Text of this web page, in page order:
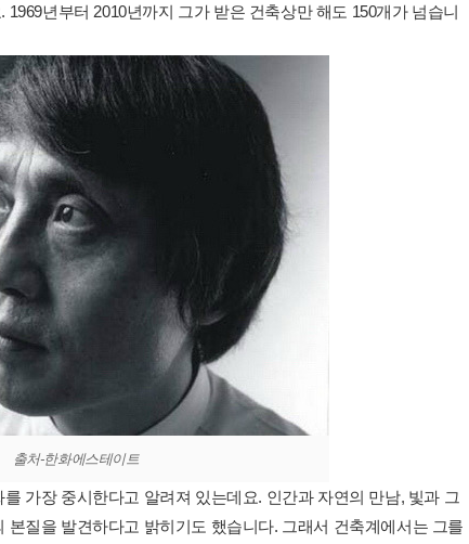
년부터 2010년까지 그가 받은 건축상만 해도 150개가 넘습니
출처-한화에스테이트
가장 중시한다고 알려져 있는데요. 인간과 자연의 만남, 빛과 그
질을 발견하다고 밝히기도 했습니다. 그래서 건축계에서는 그를